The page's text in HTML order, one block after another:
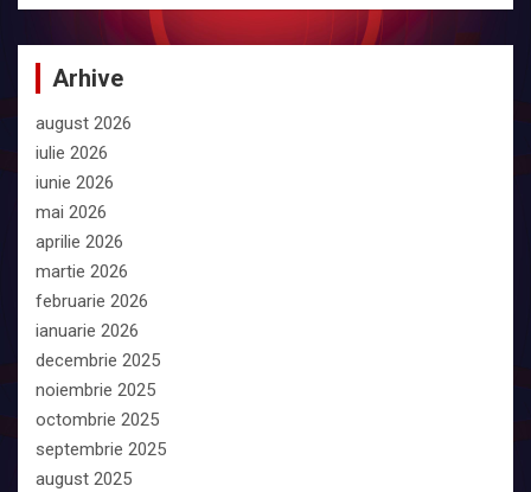
Arhive
august 2026
iulie 2026
iunie 2026
mai 2026
aprilie 2026
martie 2026
februarie 2026
ianuarie 2026
decembrie 2025
noiembrie 2025
octombrie 2025
septembrie 2025
august 2025